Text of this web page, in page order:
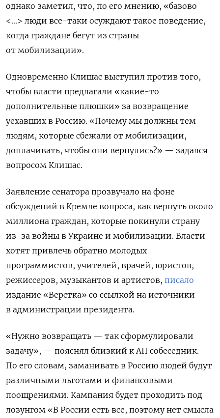
однако заметил, что, по его мнению, «базово
<...> люди все-таки осуждают такое поведение,
когда граждане бегут из страны
от мобилизации».
Одновременно Клишас выступил против того,
чтобы власти предлагали «какие-то
дополнительные плюшки» за возвращение
уехавших в Россию. «Почему мы должны тем
людям, которые сбежали от мобилизации,
доплачивать, чтобы они вернулись?» — задался
вопросом Клишас.
Заявление сенатора прозвучало на фоне
обсуждений в Кремле вопроса, как вернуть около
миллиона граждан, которые покинули страну
из-за войны в Украине и мобилизации. Власти
хотят привлечь обратно молодых
программистов, учителей, врачей, юристов,
режиссеров, музыкантов и артистов, писало
издание «Верстка» со ссылкой на источники
в администрации президента.
«Нужно возвращать — так сформулировали
задачу», — пояснял близкий к АП собеседник.
По его словам, заманивать в Россию людей будут
различными льготами и финансовыми
поощрениями. Кампания будет проходить под
лозунгом «В России есть все, поэтому нет смысла